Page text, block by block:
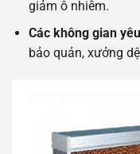
giảm ô nhiễm.
Các không gian
bảo quản, xưởng